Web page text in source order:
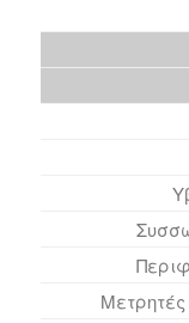
Μετρητές